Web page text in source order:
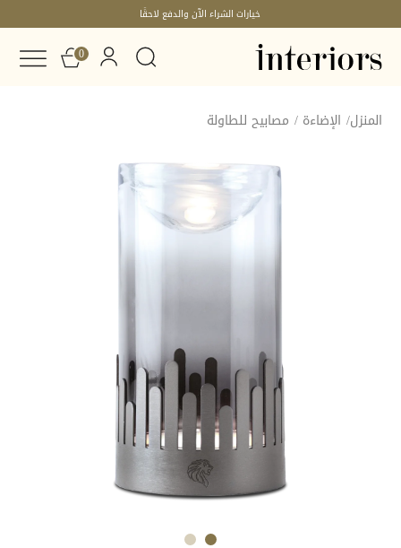
خيارات الشراء الآن والدفع لاحقًا
0
المنزل/ الإضاءة / مصابيح للطاولة